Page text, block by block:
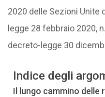
2020 delle Sezioni Unite
legge 28 febbraio 2020,
decreto-legge 30
Indice degli
Il lungo cammino